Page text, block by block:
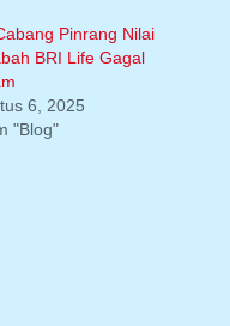
Pinrang Nilai
BRI Life Gagal
6, 2025
"Blog"